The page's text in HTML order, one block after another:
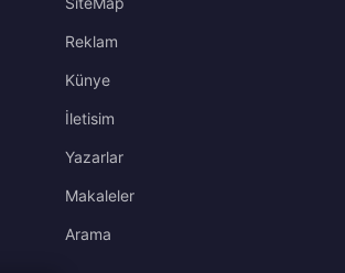
Reklam
Künye
İletisim
Yazarlar
Makaleler
Arama